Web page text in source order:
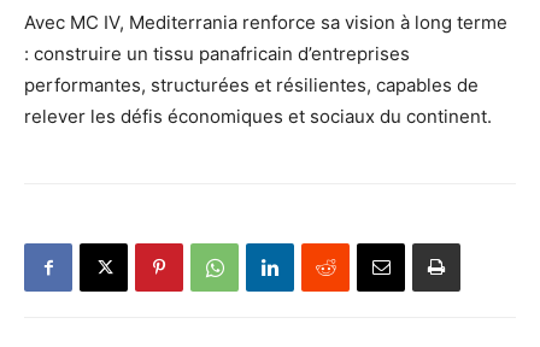
Avec MC IV, Mediterrania renforce sa vision à long terme
: construire un tissu panafricain d’entreprises
performantes, structurées et résilientes, capables de
relever les défis économiques et sociaux du continent.